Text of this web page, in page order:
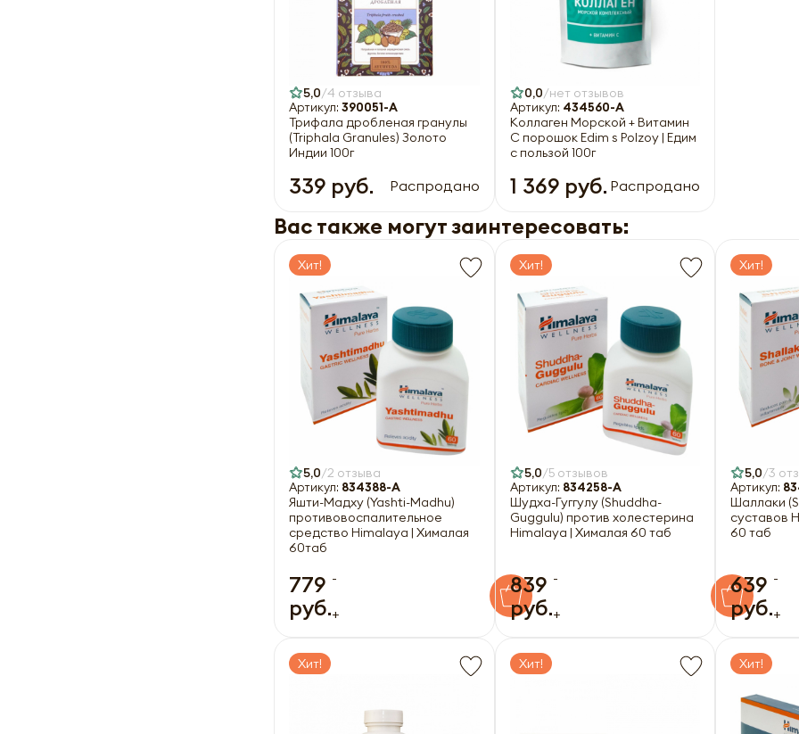
5,0 4 отзыва
Артикул: 390051-A
Трифала дробленая гранулы
(Triphala Granules) Золото
Индии 100г
339 руб. Распродано
0,0 нет отзывов
Артикул: 434560-A
Коллаген Морской + Витамин
С порошок Edim s Polzoy | Едим
с пользой 100г
1 369 руб. Распродано
Вас также могут заинтересовать:
Хит!
5,0 2 отзыва
Артикул: 834388-A
Яшти-Мадху (Yashti-Madhu)
противовоспалительное
средство Himalaya | Хималая
60таб
779
руб.
-
+
Хит!
5,0 5 отзывов
Артикул: 834258-A
Шудха-Гуггулу (Shuddha-
Guggulu) против холестерина
Himalaya | Хималая 60 таб
839
руб.
-
+
Хит!
5,0 3
Артикул:
Шаллаки
суставов
60 таб
639
руб.
-
+
Хит! Хит! Хит!